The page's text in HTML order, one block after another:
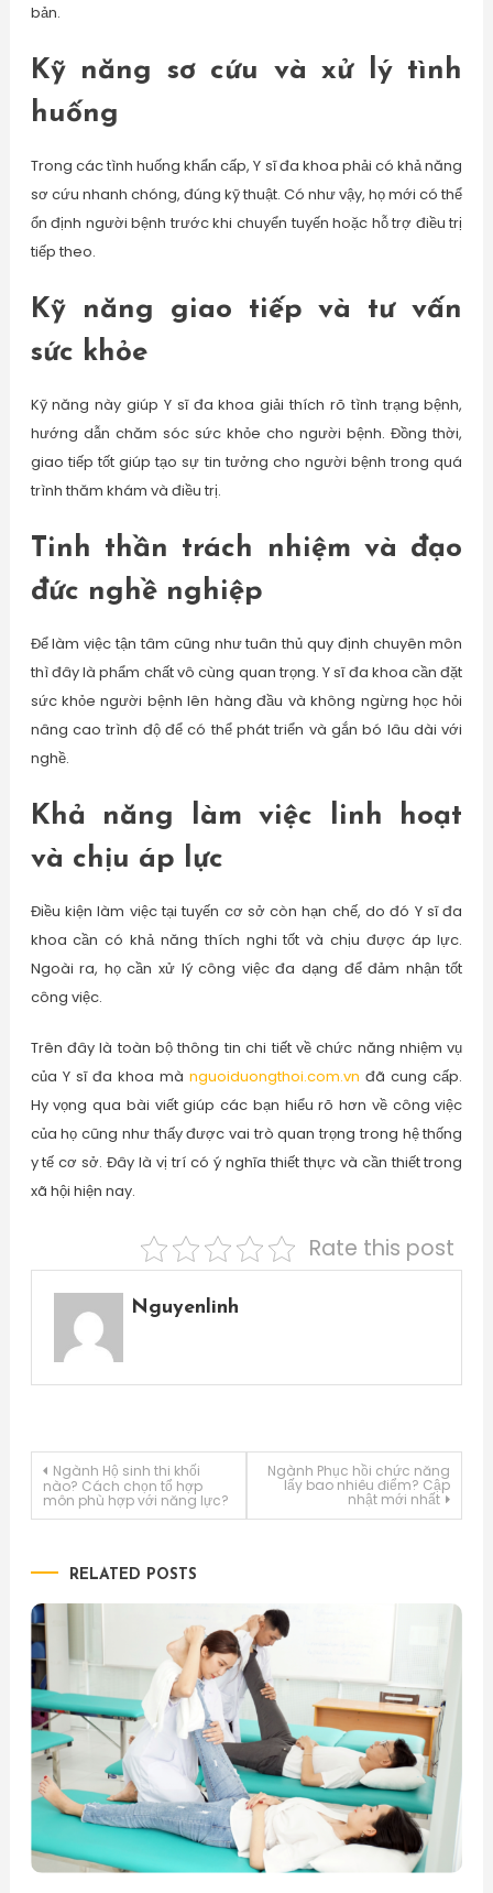
bản.
Kỹ năng sơ cứu và xử lý tình
huống
Trong các tình huống khẩn cấp, Y sĩ đa khoa phải có khả năng
sơ cứu nhanh chóng, đúng kỹ thuật. Có như vậy, họ mới có thể
ổn định người bệnh trước khi chuyển tuyến hoặc hỗ trợ điều trị
tiếp theo.
Kỹ năng giao tiếp và tư vấn
sức khỏe
Kỹ năng này giúp Y sĩ đa khoa giải thích rõ tình trạng bệnh,
hướng dẫn chăm sóc sức khỏe cho người bệnh. Đồng thời,
giao tiếp tốt giúp tạo sự tin tưởng cho người bệnh trong quá
trình thăm khám và điều trị.
Tinh thần trách nhiệm và đạo
đức nghề nghiệp
Để làm việc tận tâm cũng như tuân thủ quy định chuyên môn
thì đây là phẩm chất vô cùng quan trọng. Y sĩ đa khoa cần đặt
sức khỏe người bệnh lên hàng đầu và không ngừng học hỏi
nâng cao trình độ để có thể phát triển và gắn bó lâu dài với
nghề.
Khả năng làm việc linh hoạt
và chịu áp lực
Điều kiện làm việc tại tuyến cơ sở còn hạn chế, do đó Y sĩ đa
khoa cần có khả năng thích nghi tốt và chịu được áp lực.
Ngoài ra, họ cần xử lý công việc đa dạng để đảm nhận tốt
công việc.
Trên đây là toàn bộ thông tin chi tiết về chức năng nhiệm vụ
của Y sĩ đa khoa mànguoiduongthoi.com.vn đã cung cấp.
Hy vọng qua bài viết giúp các bạn hiểu rõ hơn về công việc
của họ cũng như thấy được vai trò quan trọng trong hệ thống
y tế cơ sở. Đây là vị trí có ý nghĩa thiết thực và cần thiết trong
xã hội hiện nay.
Rate this post
Nguyenlinh
Điều
hướng
bài
viết
Ngành Hộ sinh thi khối
nào? Cách chọn tổ hợp
môn phù hợp với năng lực?
Ngành Phục hồi chức năng
lấy bao nhiêu điểm? Cập
nhật mới nhất
RELATED POSTS